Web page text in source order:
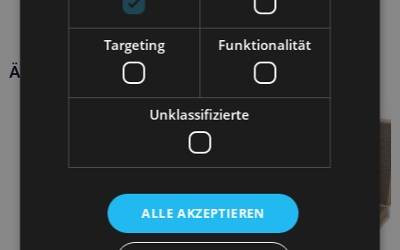
Ähnliche Produkte
Targeting Funktionalität
Unklassifizierte
ALLE AKZEPTIEREN